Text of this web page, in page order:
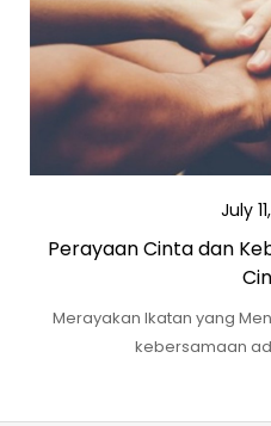
July
Perayaan Cinta dan
Merayakan Ikatan yang
kebersamaan